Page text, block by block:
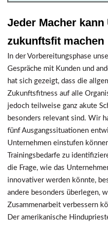
Jeder Macher kann
zukunftsfit machen
In der Vorbereitungsphase
Gespräche mit Kunden und
hat sich gezeigt, dass die
Zukunftsfitness auf alle
jedoch teilweise ganz akute
besonders relevant sind. Wir
fünf Ausgangssituationen
Unternehmen einstufen
Trainingsbedarfe zu
die Frage, wie das
innovativer werden könnte,
andere besonders überlegen,
Zusammenarbeit verbessern
Der amerikanische